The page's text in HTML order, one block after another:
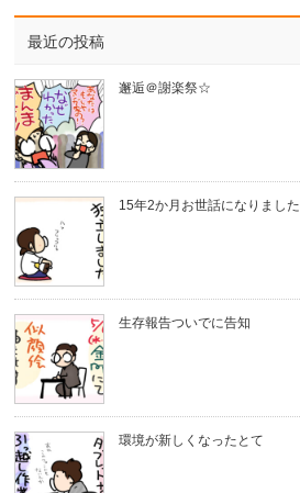
最近の投稿
邂逅＠謝楽祭☆
15年2か月お世話になりました
生存報告ついでに告知
環境が新しくなったとて